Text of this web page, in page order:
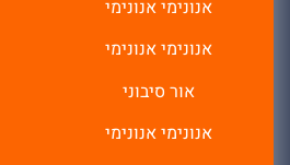
אנונימי אנונימי
אנונימי אנונימי
אור סיבוני
אנונימי אנונימי